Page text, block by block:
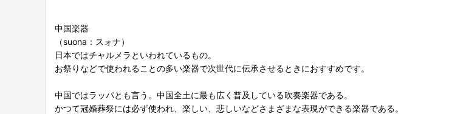
中国楽器
（suona：スォナ）
日本ではチャルメラといわれているもの。
お祭りなどで使われることの多い楽器で次世代に伝承させるときにおすすめです。
中国ではラッパとも言う。中国全土に最も広く普及している吹奏楽器である。
かつて冠婚葬祭には必ず使われ、楽しい、悲しいなどさまざまな表現ができる楽器である。